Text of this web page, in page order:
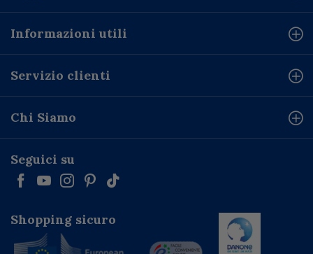
Informazioni utili
Servizio clienti
Chi Siamo
Seguici su
Shopping sicuro